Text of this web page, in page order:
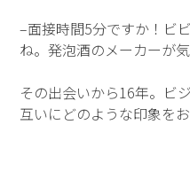
–面接時間5分ですか！ビ
ね。発泡酒のメーカーが
その出会いから16年。ビ
互いにどのような印象を